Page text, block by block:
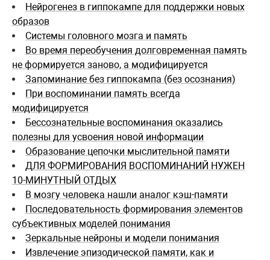
Нейрогенез в гиппокампе для поддержки новых
образов
Системы головного мозга и память
Во время переобучения долговременная память
не формируется заново, а модифицируется
Запоминание без гиппокампа (без осознания)
При воспоминании память всегда
модифицируется
Бессознательные воспоминания оказались
полезны для усвоения новой информации
Образование цепочки мыслительной памяти
ДЛЯ ФОРМИРОВАНИЯ ВОСПОМИНАНИЙ НУЖЕН
10-МИНУТНЫЙ ОТДЫХ
В мозгу человека нашли аналог кэш-памяти
Последовательность формирования элементов
субъективных моделей понимания
Зеркальные нейроны и модели понимания
Извлечение эпизодической памяти, как и